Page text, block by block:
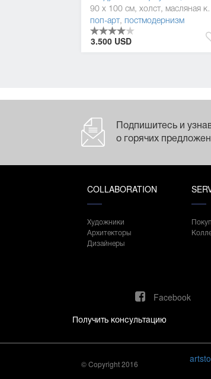
90 x 100
поп-арт, постмодернизм
3.500 USD
Подпишитесь и
о горячих
COLLABORATION
Художники
Архитекторы
Дизайнеры
Facebook
Получить консультацию
© Copyright 2016